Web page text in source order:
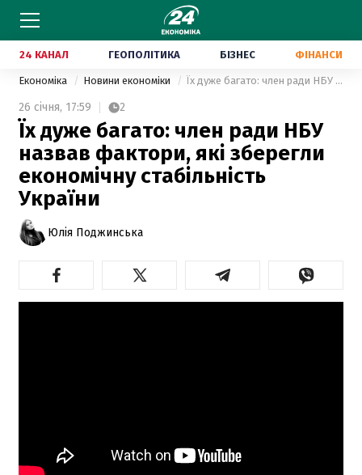
24 КАНАЛ ГЕОПОЛІТИКА БІЗНЕС ФІНАНСИ
Економіка Новини економіки Їх дуже багато: член ради НБУ назвав фактори, які зберегли економічну стабільність України
26 січня, 17:59 2
Їх дуже багато: член ради НБУ
назвав фактори, які зберегли
економічну стабільність
України
Юлія Поджинська